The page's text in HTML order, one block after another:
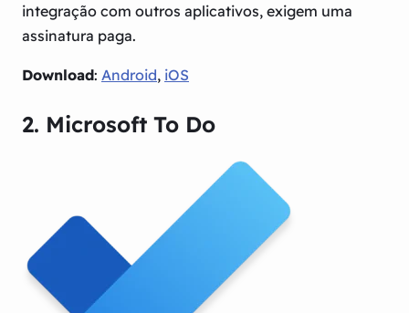
integração com outros aplicativos, exigem uma
assinatura paga.
Download: Android, iOS
2. Microsoft To Do